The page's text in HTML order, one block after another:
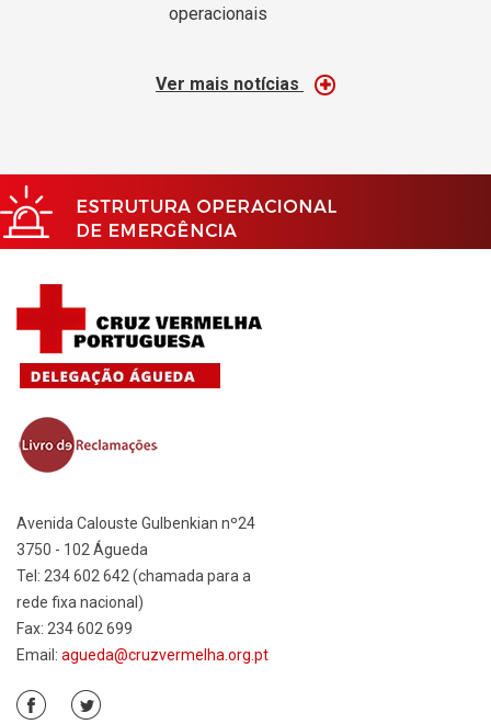
operacionais
Ver mais notícias
Avenida Calouste Gulbenkian nº24
3750 - 102 Águeda
Tel: 234 602 642 (chamada para a
rede fixa nacional)
Fax: 234 602 699
Email: agueda@cruzvermelha.org.pt